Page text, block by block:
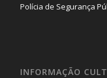
Polícia de Segurança
INFORMAÇÃO